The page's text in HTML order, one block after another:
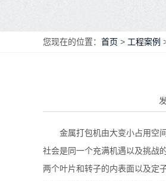
您现在的位置： 首页 > 工程案例
金属打包机由大变小占用空
社会是同一个充满机遇以及挑战
两个叶片和转子的内表面以及定